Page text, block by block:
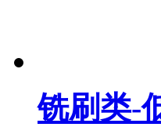
铣刷类-